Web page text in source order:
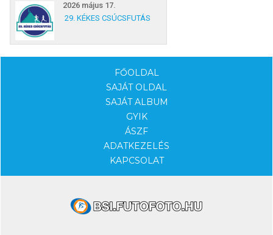
2026 május 17.
29. KÉKES CSÚCSFUTÁS
FŐOLDAL
SAJÁT OLDAL
SAJÁT ALBUM
GYIK
ÁSZF
ADATKEZELÉS
KAPCSOLAT